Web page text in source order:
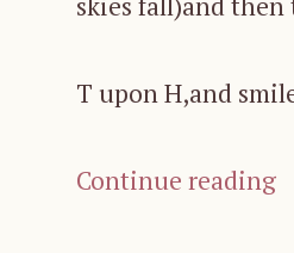
T upon H,and
Continue reading